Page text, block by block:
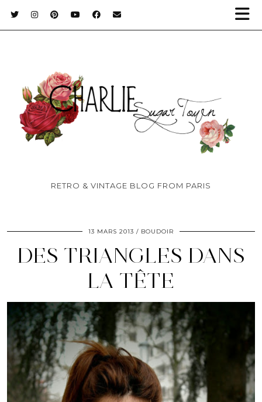
RETRO & VINTAGE BLOG FROM PARIS
13 MARS 2013 BOUDOIR
DES TRIANGLES DANS
LA TÊTE